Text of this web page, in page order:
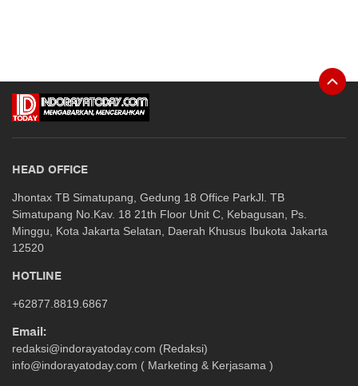
HEAD OFFICE
Jhontax TB Simatupang, Gedung 18 Office ParkJl. TB
Simatupang No.Kav. 18 21th Floor Unit C, Kebagusan, Ps.
Minggu, Kota Jakarta Selatan, Daerah Khusus Ibukota Jakarta
12520
HOTLINE
+62877.8819.6867
Email:
redaksi@indorayatoday.com (Redaksi)
info@indorayatoday.com ( Marketing & Kerjasama )